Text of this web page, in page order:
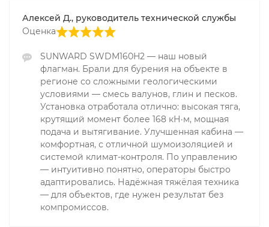
Алексей Д., руководитель технической службы
Оценка
SUNWARD SWDM160H2 — наш новый
флагман. Брали для бурения на объекте в
регионе со сложными геологическими
условиями — смесь валунов, глин и песков.
Установка отработала отлично: высокая тяга,
крутящий момент более 168 кН·м, мощная
подача и вытягивание. Улучшенная кабина —
комфортная, с отличной шумоизоляцией и
системой климат-контроля. По управлению
— интуитивно понятно, операторы быстро
адаптировались. Надёжная тяжёлая техника
— для объектов, где нужен результат без
компромиссов.